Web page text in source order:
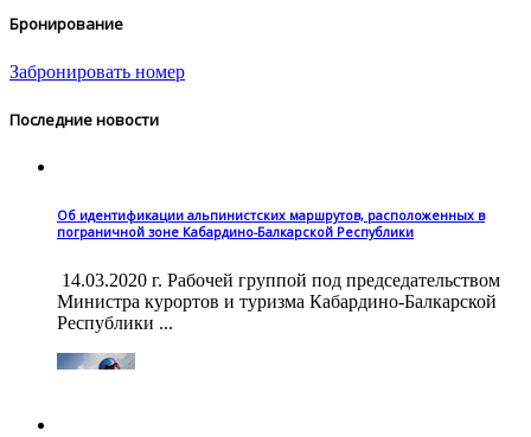
Бронирование
Забронировать номер
Последние новости
Об идентификации альпинистских маршрутов, расположенных в
пограничной зоне Кабардино-Балкарской Республики
14.03.2020 г. Рабочей группой под председательством
Министра курортов и туризма Кабардино-Балкарской
Республики ...